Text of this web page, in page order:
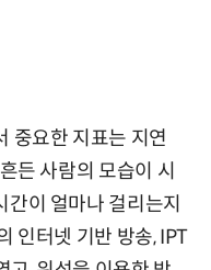
중요한 지표는 지연
든 사람의 모습이 시
이 얼마나 걸리는지
인터넷 기반 방송, IPT